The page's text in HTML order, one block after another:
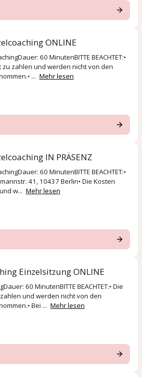
ONLINE
60 MinutenBITTE BEACHTET:•
zu zahlen und werden nicht von den
... Mehr lesen
IN PRÄSENZ
60 MinutenBITTE BEACHTET:•
41, 10437 Berlin• Die Kosten
w... Mehr lesen
Einzelsitzung ONLINE
60 MinutenBITTE BEACHTET:• Die
und werden nicht von den
Bei ... Mehr lesen